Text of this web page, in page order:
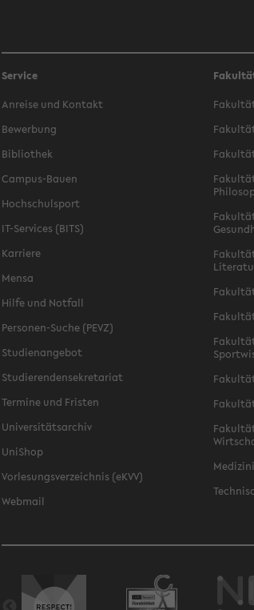
Service
Anreise und Kontakt
Bewerbung
Bibliothek
Campus-Bauen
Hochschulsport
IT-Services (BITS)
Karriere
Mensa
Hilfe und Notfall
Personen-Suche (PEVZ)
Studienangebot
Studierendensekretariat
Termine und Fristen
Universitätsarchiv
UniShop
Vorlesungsverzeichnis (eKVV)
Webmail